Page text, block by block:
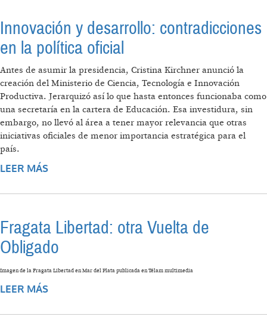
Innovación y desarrollo: contradicciones
en la política oficial
Antes de asumir la presidencia, Cristina Kirchner anunció la
creación del Ministerio de Ciencia, Tecnología e Innovación
Productiva. Jerarquizó así lo que hasta entonces funcionaba como
una secretaría en la cartera de Educación. Esa investidura, sin
embargo, no llevó al área a tener mayor relevancia que otras
iniciativas oficiales de menor importancia estratégica para el
país.
LEER MÁS
Fragata Libertad: otra Vuelta de
Obligado
Imagen de la Fragata Libertad en Mar del Plata publicada en Télam multimedia
LEER MÁS